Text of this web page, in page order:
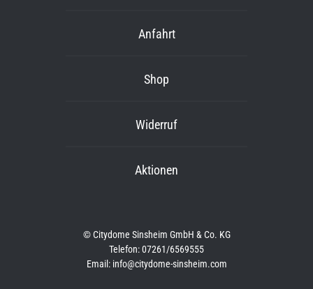
Anfahrt
Shop
Widerruf
Aktionen
© Citydome Sinsheim GmbH & Co. KG
Telefon: 07261/6569555
Email: info@citydome-sinsheim.com